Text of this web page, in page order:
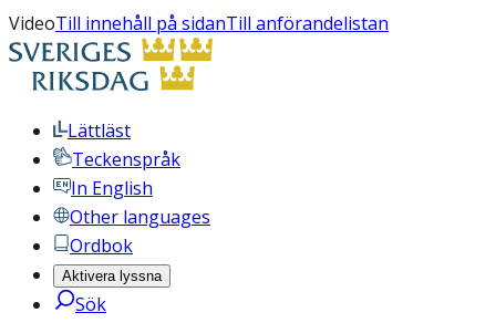
VideoTill innehåll på sidanTill anförandelistan
Lättläst
Teckenspråk
In English
Other languages
Ordbok
Aktivera lyssna
Sök